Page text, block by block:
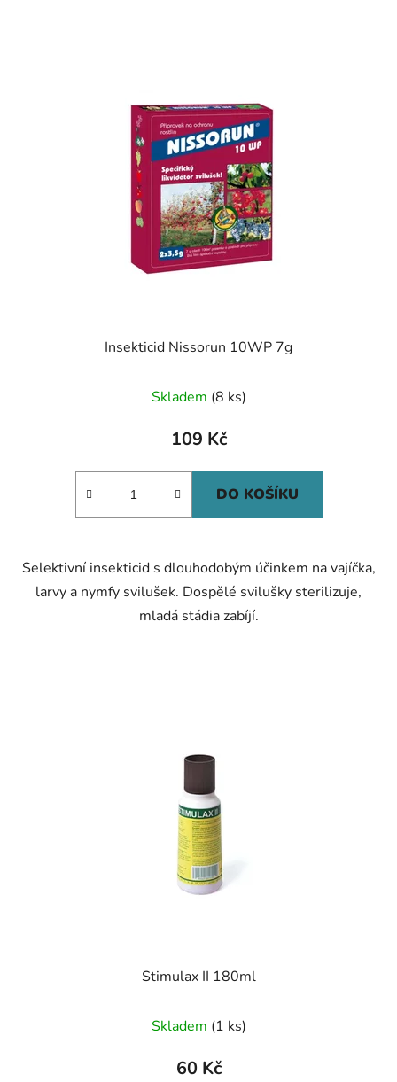
Insekticid Nissorun 10WP 7g
Skladem (8 ks)
109 Kč
DO KOŠÍKU
Selektivní insekticid s dlouhodobým účinkem na vajíčka,
larvy a nymfy svilušek. Dospělé svilušky sterilizuje,
mladá stádia zabíjí.
Stimulax II 180ml
Skladem (1 ks)
60 Kč